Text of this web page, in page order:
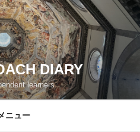
DIARY
learners.
ニュー